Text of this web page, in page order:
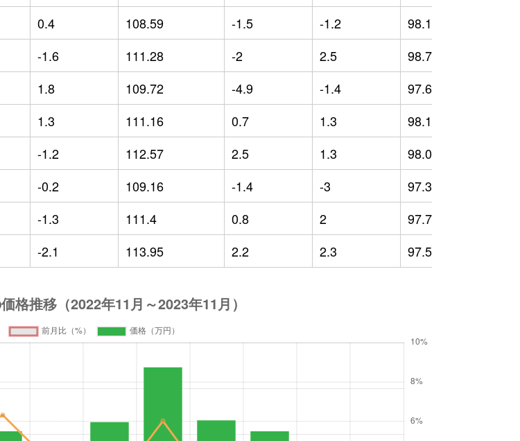
0.4 108.59 -1.5 -1.2 98.19
-1.6 111.28 -2 2.5 98.7
1.8 109.72 -4.9 -1.4 97.64
1.3 111.16 0.7 1.3 98.17
-1.2 112.57 2.5 1.3 98.06
-0.2 109.16 -1.4 -3 97.3
-1.3 111.4 0.8 2 97.71
-2.1 113.95 2.2 2.3 97.54